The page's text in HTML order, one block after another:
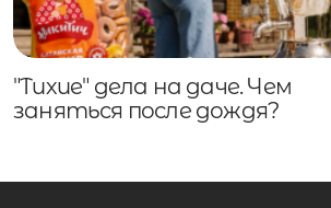
"Тихие" дела на даче. Чем
заняться после дождя?